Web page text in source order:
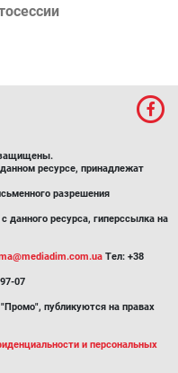
ресурсе, принадлежат
разрешения
данного ресурса, гиперссылка на
Тел: +38
07
публикуются на правах
и персональных